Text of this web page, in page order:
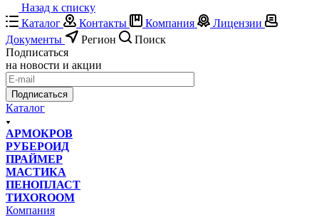
Назад к списку
Каталог
Контакты Компания
Лицензии
Документы
Регион
Поиск
Подписаться
на новости и акции
Подписаться
Каталог
АРМОКРОВ
РУБЕРОИД
ПРАЙМЕР
МАСТИКА
ПЕНОПЛАСТ
ТИХОROOM
Компания